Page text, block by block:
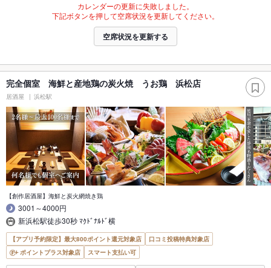
カレンダーの更新に失敗しました。
下記ボタンを押して空席状況を更新してください。
空席状況を更新する
完全個室 海鮮と産地鶏の炭火焼 うお鶏 浜松店
居酒屋 浜松駅
【創作居酒屋】海鮮と炭火網焼き鶏
3001～4000円
新浜松駅徒歩30秒 ﾏｸﾄﾞﾅﾙﾄﾞ横
【アプリ予約限定】最大800ポイント還元対象店
口コミ投稿特典対象店
ポイントプラス対象店
スマート支払い可